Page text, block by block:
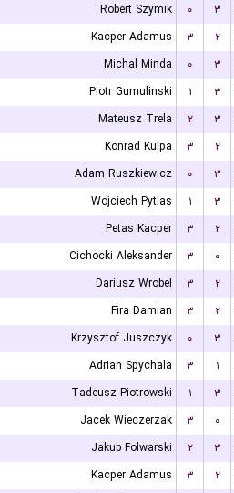
Robert Szymik
۰ ۳
Kacper Adamus
۳ ۲
Michal Minda
۰ ۳
Piotr Gumulinski
۱ ۳
Mateusz Trela
۲ ۳
Konrad Kulpa
۳ ۲
Adam Ruszkiewicz
۰ ۳
Wojciech Pytlas
۱ ۳
Petas Kacper
۳ ۲
Cichocki Aleksander
۳ ۰
Dariusz Wrobel
۳ ۲
Fira Damian
۳ ۲
Krzysztof Juszczyk
۰ ۳
Adrian Spychala
۳ ۱
Tadeusz Piotrowski
۱ ۳
Jacek Wieczerzak
۳ ۰
Jakub Folwarski
۲ ۳
Kacper Adamus
۳ ۲